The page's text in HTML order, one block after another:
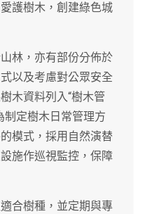
護樹木，創建綠色城
林，亦有部份分佈於
以及考慮對公眾安全
木資料列入“樹木管
制定樹木日常管理方
模式，採用自然演替
施作巡視監控，保障
合樹種，並定期與專